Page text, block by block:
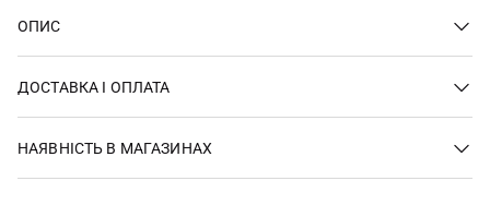
ОПИС
ДОСТАВКА І ОПЛАТА
НАЯВНІСТЬ В МАГАЗИНАХ